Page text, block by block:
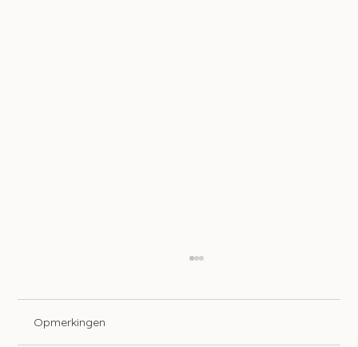
Opmerkingen